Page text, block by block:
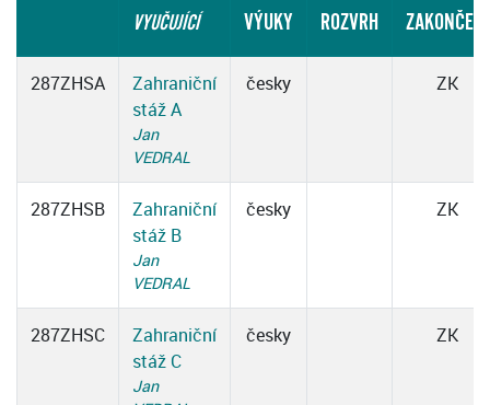
VÝUKY
ROZVRH ZAKONČENÍ
VYUČUJÍCÍ
287ZHSA
Zahraniční
stáž A
Jan
VEDRAL
česky ZK
287ZHSB
Zahraniční
stáž B
Jan
VEDRAL
česky ZK
287ZHSC
Zahraniční
stáž C
Jan
česky ZK